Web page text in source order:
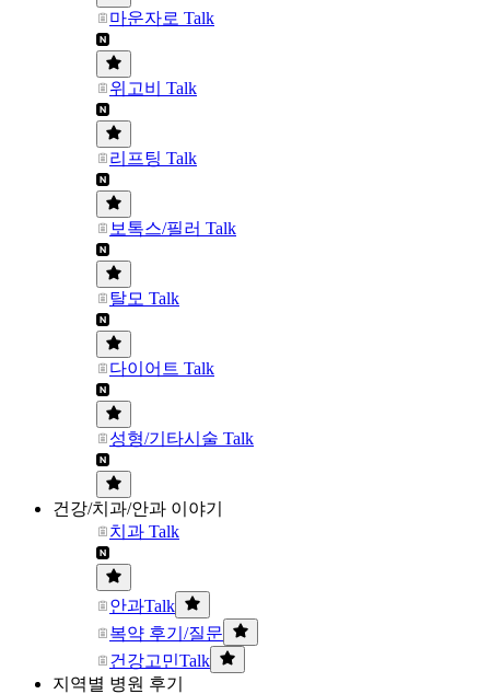
마운자로 Talk
위고비 Talk
리프팅 Talk
보톡스/필러 Talk
탈모 Talk
다이어트 Talk
성형/기타시술 Talk
건강/치과/안과 이야기
치과 Talk
안과Talk
복약 후기/질문
건강고민Talk
지역별 병원 후기